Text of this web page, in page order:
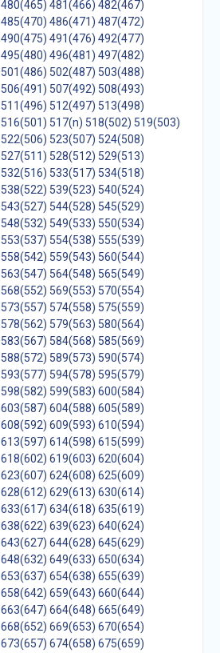
480(465) 481(466) 482(467)
485(470) 486(471) 487(472)
490(475) 491(476) 492(477)
495(480) 496(481) 497(482)
501(486) 502(487) 503(488)
506(491) 507(492) 508(493)
511(496) 512(497) 513(498)
516(501) 517(n) 518(502) 519(503)
522(506) 523(507) 524(508)
527(511) 528(512) 529(513)
532(516) 533(517) 534(518)
538(522) 539(523) 540(524)
543(527) 544(528) 545(529)
548(532) 549(533) 550(534)
553(537) 554(538) 555(539)
558(542) 559(543) 560(544)
563(547) 564(548) 565(549)
568(552) 569(553) 570(554)
573(557) 574(558) 575(559)
578(562) 579(563) 580(564)
583(567) 584(568) 585(569)
588(572) 589(573) 590(574)
593(577) 594(578) 595(579)
598(582) 599(583) 600(584)
603(587) 604(588) 605(589)
608(592) 609(593) 610(594)
613(597) 614(598) 615(599)
618(602) 619(603) 620(604)
623(607) 624(608) 625(609)
628(612) 629(613) 630(614)
633(617) 634(618) 635(619)
638(622) 639(623) 640(624)
643(627) 644(628) 645(629)
648(632) 649(633) 650(634)
653(637) 654(638) 655(639)
658(642) 659(643) 660(644)
663(647) 664(648) 665(649)
668(652) 669(653) 670(654)
673(657) 674(658) 675(659)